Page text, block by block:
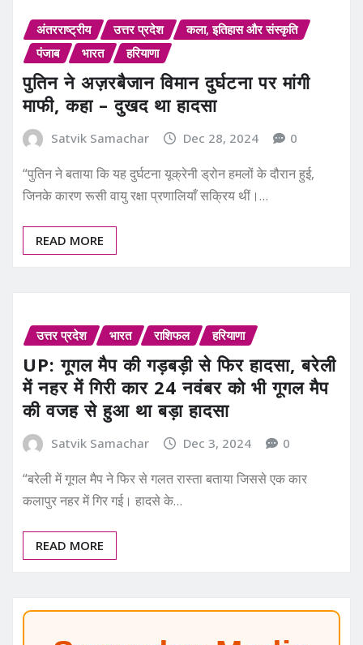
अंतरराष्ट्रीय उत्तर प्रदेश
कला, इतिहास और संस्कृति
पंजाब
भारत हरियाणा
पुतिन ने अज़रबैजान विमान दुर्घटना पर मांगी
माफी, कहा – दुखद था हादसा
Satvik Samachar Dec 28, 2024 0
“पुतिन ने बताया कि यह दुर्घटना यूक्रेनी ड्रोन हमलों के दौरान हुई,
जिनके कारण रूसी वायु रक्षा प्रणालियाँ सक्रिय थीं।…
READ MORE
उत्तर प्रदेश भारत राशिफल हरियाणा
UP: गूगल मैप की गड़बड़ी से फिर हादसा, बरेली
में नहर में गिरी कार 24 नवंबर को भी गूगल मैप
की वजह से हुआ था बड़ा हादसा
Satvik Samachar Dec 3, 2024 0
“बरेली में गूगल मैप ने फिर से गलत रास्ता बताया जिससे एक कार
कलापुर नहर में गिर गई। हादसे के…
READ MORE